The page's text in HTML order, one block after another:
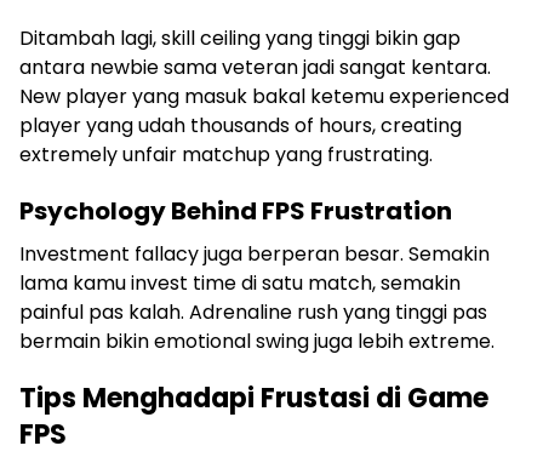
Ditambah lagi, skill ceiling yang tinggi bikin gap
antara newbie sama veteran jadi sangat kentara.
New player yang masuk bakal ketemu experienced
player yang udah thousands of hours, creating
extremely unfair matchup yang frustrating.
Psychology Behind FPS Frustration
Investment fallacy juga berperan besar. Semakin
lama kamu invest time di satu match, semakin
painful pas kalah. Adrenaline rush yang tinggi pas
bermain bikin emotional swing juga lebih extreme.
Tips Menghadapi Frustasi di Game
FPS